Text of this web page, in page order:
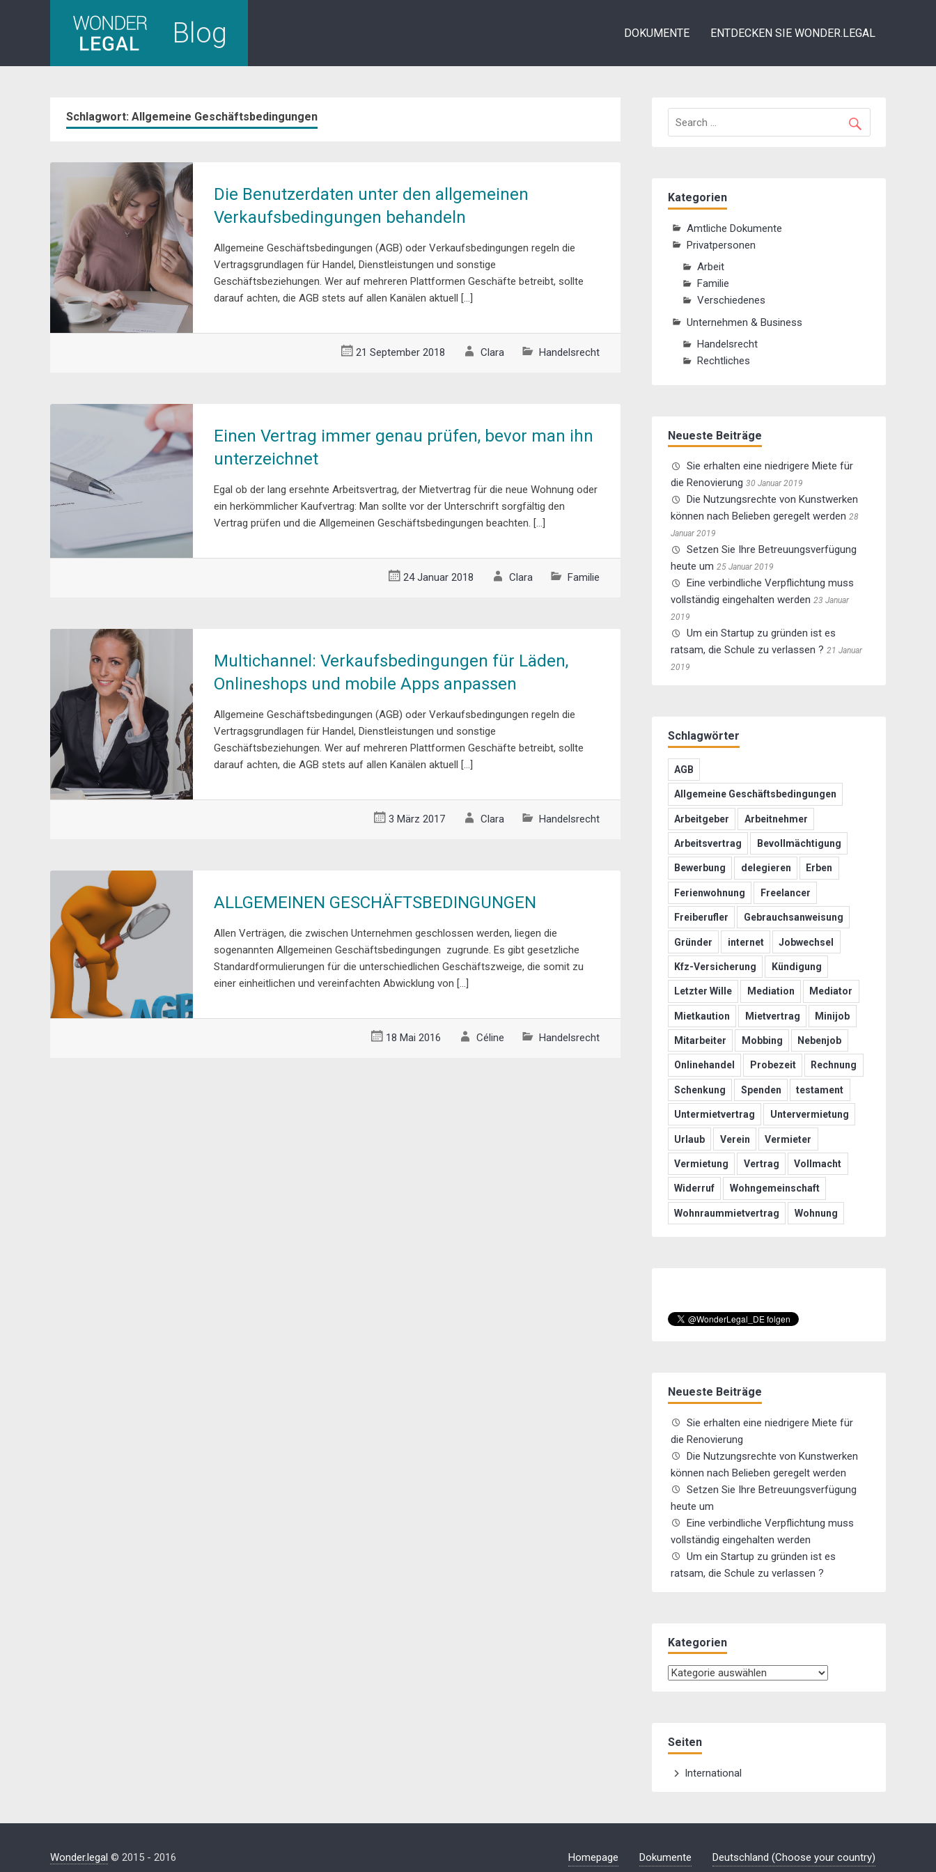
Blog DOKUMENTE ENTDECKEN SIE WONDER.LEGAL
Schlagwort: Allgemeine Geschäftsbedingungen
Die Benutzerdaten unter den allgemeinen
Verkaufsbedingungen behandeln
Allgemeine Geschäftsbedingungen (AGB) oder Verkaufsbedingungen regeln die
Vertragsgrundlagen für Handel, Dienstleistungen und sonstige
Geschäftsbeziehungen. Wer auf mehreren Plattformen Geschäfte betreibt, sollte
darauf achten, die AGB stets auf allen Kanälen aktuell […]
21 September 2018 Clara Handelsrecht
Einen Vertrag immer genau prüfen, bevor man ihn
unterzeichnet
Egal ob der lang ersehnte Arbeitsvertrag, der Mietvertrag für die neue Wohnung oder
ein herkömmlicher Kaufvertrag: Man sollte vor der Unterschrift sorgfältig den
Vertrag prüfen und die Allgemeinen Geschäftsbedingungen beachten. […]
24 Januar 2018 Clara Familie
Multichannel: Verkaufsbedingungen für Läden,
Onlineshops und mobile Apps anpassen
Allgemeine Geschäftsbedingungen (AGB) oder Verkaufsbedingungen regeln die
Vertragsgrundlagen für Handel, Dienstleistungen und sonstige
Geschäftsbeziehungen. Wer auf mehreren Plattformen Geschäfte betreibt, sollte
darauf achten, die AGB stets auf allen Kanälen aktuell […]
3 März 2017 Clara Handelsrecht
ALLGEMEINEN GESCHÄFTSBEDINGUNGEN
Allen Verträgen, die zwischen Unternehmen geschlossen werden, liegen die
sogenannten Allgemeinen Geschäftsbedingungen zugrunde. Es gibt gesetzliche
Standardformulierungen für die unterschiedlichen Geschäftszweige, die somit zu
einer einheitlichen und vereinfachten Abwicklung von […]
18 Mai 2016 Céline Handelsrecht
Kategorien
Amtliche Dokumente
Privatpersonen
Arbeit
Familie
Verschiedenes
Unternehmen & Business
Handelsrecht
Rechtliches
Neueste Beiträge
Sie erhalten eine niedrigere Miete für
die Renovierung 30 Januar 2019
Die Nutzungsrechte von Kunstwerken
können nach Belieben geregelt werden 28
Januar 2019
Setzen Sie Ihre Betreuungsverfügung
heute um 25 Januar 2019
Eine verbindliche Verpflichtung muss
vollständig eingehalten werden 23 Januar
2019
Um ein Startup zu gründen ist es
ratsam, die Schule zu verlassen ? 21 Januar
2019
Schlagwörter
AGB
Allgemeine Geschäftsbedingungen
Arbeitgeber Arbeitnehmer
Arbeitsvertrag Bevollmächtigung
Bewerbung delegieren Erben
Ferienwohnung Freelancer
Freiberufler Gebrauchsanweisung
Gründer internet Jobwechsel
Kfz-Versicherung Kündigung
Letzter Wille Mediation Mediator
Mietkaution Mietvertrag Minijob
Mitarbeiter Mobbing Nebenjob
Onlinehandel Probezeit Rechnung
Schenkung Spenden testament
Untermietvertrag Untervermietung
Urlaub Verein Vermieter
Vermietung Vertrag Vollmacht
Widerruf Wohngemeinschaft
Wohnraummietvertrag Wohnung
Neueste Beiträge
Sie erhalten eine niedrigere Miete für
die Renovierung
Die Nutzungsrechte von Kunstwerken
können nach Belieben geregelt werden
Setzen Sie Ihre Betreuungsverfügung
heute um
Eine verbindliche Verpflichtung muss
vollständig eingehalten werden
Um ein Startup zu gründen ist es
ratsam, die Schule zu verlassen ?
Kategorien
Kategorien
Seiten
International
Wonder.legal © 2015 - 2016 Homepage Dokumente Deutschland (Choose your country)